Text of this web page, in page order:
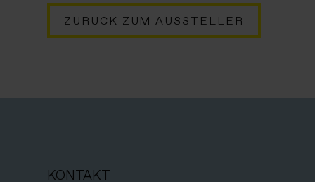
ZURÜCK ZUM AUSSTELLER
KONTAKT